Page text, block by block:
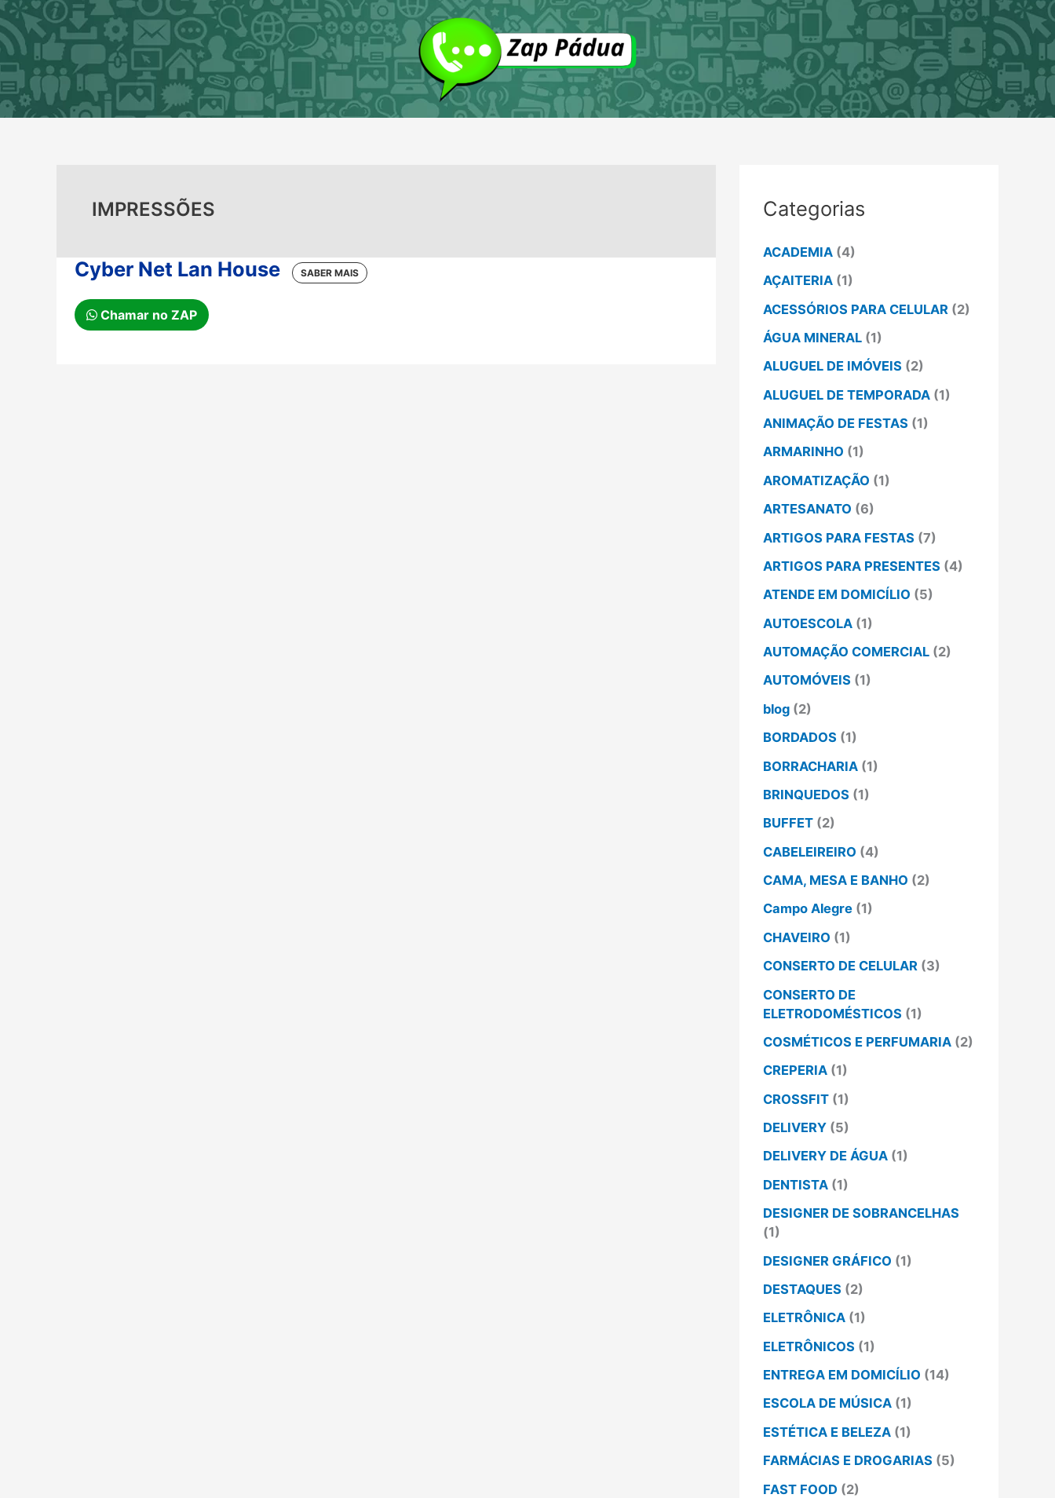
Ir
para
o
conteúdo
IMPRESSÕES
Cyber Net Lan House
Chamar no ZAP
Categorias
ACADEMIA (4)
AÇAITERIA (1)
ACESSÓRIOS PARA CELULAR (2)
ÁGUA MINERAL (1)
ALUGUEL DE IMÓVEIS (2)
ALUGUEL DE TEMPORADA (1)
ANIMAÇÃO DE FESTAS (1)
ARMARINHO (1)
AROMATIZAÇÃO (1)
ARTESANATO (6)
ARTIGOS PARA FESTAS (7)
ARTIGOS PARA PRESENTES (4)
ATENDE EM DOMICÍLIO (5)
AUTOESCOLA (1)
AUTOMAÇÃO COMERCIAL (2)
AUTOMÓVEIS (1)
blog (2)
BORDADOS (1)
BORRACHARIA (1)
BRINQUEDOS (1)
BUFFET (2)
CABELEIREIRO (4)
CAMA, MESA E BANHO (2)
Campo Alegre (1)
CHAVEIRO (1)
CONSERTO DE CELULAR (3)
CONSERTO DE
ELETRODOMÉSTICOS (1)
COSMÉTICOS E PERFUMARIA (2)
CREPERIA (1)
CROSSFIT (1)
DELIVERY (5)
DELIVERY DE ÁGUA (1)
DENTISTA (1)
DESIGNER DE SOBRANCELHAS
(1)
DESIGNER GRÁFICO (1)
DESTAQUES (2)
ELETRÔNICA (1)
ELETRÔNICOS (1)
ENTREGA EM DOMICÍLIO (14)
ESCOLA DE MÚSICA (1)
ESTÉTICA E BELEZA (1)
FARMÁCIAS E DROGARIAS (5)
FAST FOOD (2)